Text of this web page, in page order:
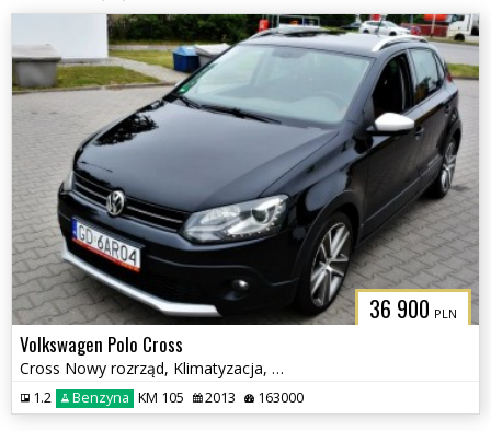
36 900 PLN
Volkswagen Polo Cross
Cross Nowy rozrząd, Klimatyzacja, Nawigacja
1.2 Benzyna KM 105 2013 163000